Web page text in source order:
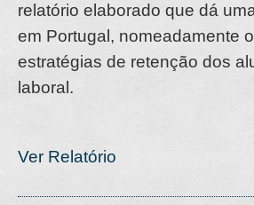
relatório elaborado que dá
em Portugal, nomeadamente
estratégias de retenção dos
laboral.
Ver Relatório